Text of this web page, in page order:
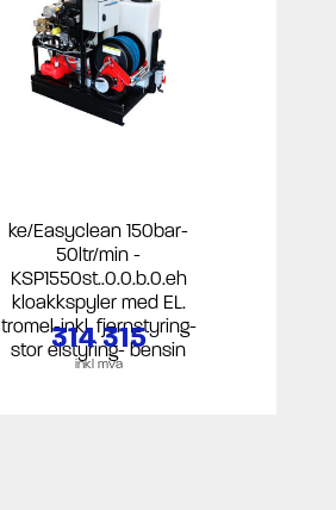
ke/Easyclean 150bar-
50ltr/min -
KSP1550st..0.0.b.0.eh
kloakkspyler med EL.
tromel-inkl. fjernstyring-
stor elstyring- bensin
314 315
inkl mva